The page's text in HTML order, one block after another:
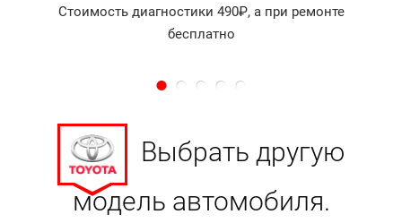
Стоимость диагностики 490₽, а при ремонте
бесплатно
Выбрать другую
модель автомобиля.